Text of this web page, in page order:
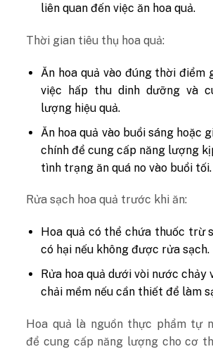
liên quan đến việc ăn hoa quả.
Thời gian tiêu thụ hoa quả:
Ăn hoa quả vào đúng thời điểm
việc hấp thu dinh dưỡng và
lượng hiệu quả.
Ăn hoa quả vào buổi sáng hoặc
chính để cung cấp năng lượng
tình trạng ăn quá no vào buổi tối.
Rửa sạch hoa quả trước khi ăn:
Hoa quả có thể chứa thuốc trừ
có hại nếu không được rửa sạch.
Rửa hoa quả dưới vòi nước chảy
chải mềm nếu cần thiết để làm
Hoa quả là nguồn thực phẩm tự
để cung cấp năng lượng cho cơ